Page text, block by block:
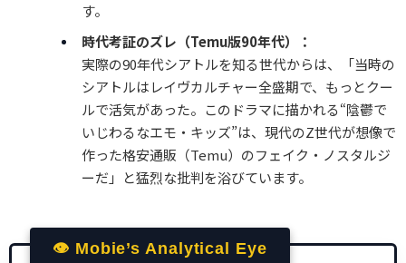
す。
時代考証のズレ（Temu版90年代）：
実際の90年代シアトルを知る世代からは、「当時の
シアトルはレイヴカルチャー全盛期で、もっとクー
ルで活気があった。このドラマに描かれる“陰鬱で
いじわるなエモ・キッズ”は、現代のZ世代が想像で
作った格安通販（Temu）のフェイク・ノスタルジ
ーだ」と猛烈な批判を浴びています。
👁 Mobie’s Analytical Eye